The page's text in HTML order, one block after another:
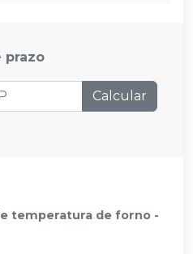
prazo
Calcular
temperatura de forno -